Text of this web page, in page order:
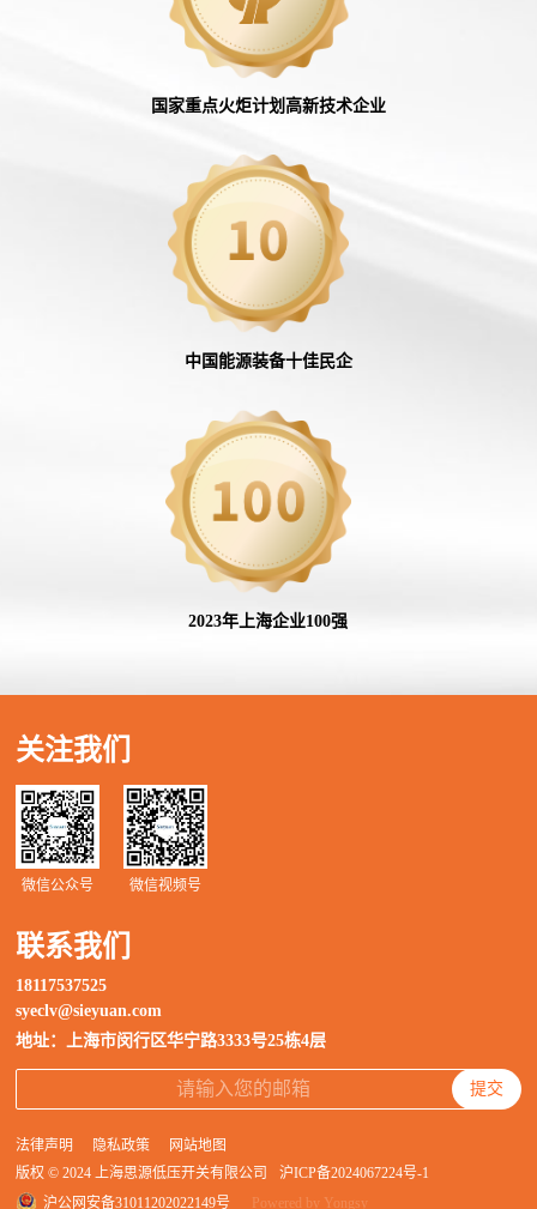
国家重点火炬计划高新技术企业
中国能源装备十佳民企
2023年上海企业100强
关注我们
微信公众号 微信视频号
联系我们
18117537525
syeclv@sieyuan.com
地址：上海市闵行区华宁路3333号25栋4层
提交
版权 © 2024 上海思源低压开关有限公司
沪ICP备2024067224号-1
沪公网安备31011202022149号
Powered by Yongsy
法律声明 隐私政策 网站地图